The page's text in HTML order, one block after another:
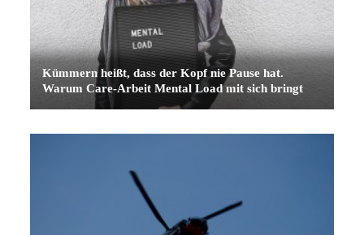
Kümmern heißt, dass der Kopf nie Pause hat.
Warum Care-Arbeit Mental Load mit sich bringt